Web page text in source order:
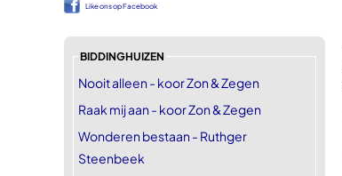
Like ons op Facebook
BIDDINGHUIZEN
Nooit alleen - koor Zon & Zegen
Raak mij aan - koor Zon & Zegen
Wonderen bestaan - Ruthger
Steenbeek